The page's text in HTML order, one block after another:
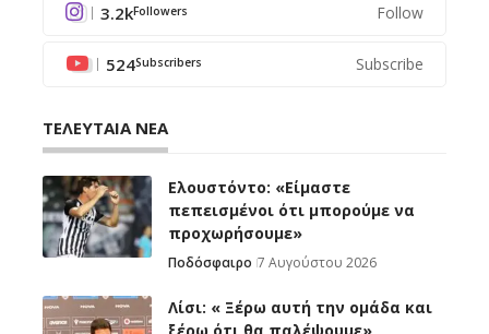
3.2kFollowers Follow
524Subscribers Subscribe
ΤΕΛΕΥΤΑΙΑ ΝΕΑ
Ελουστόντο: «Είμαστε
πεπεισμένοι ότι μπορούμε να
προχωρήσουμε»
Ποδόσφαιρο 7 Αυγούστου 2026
Λίσι: « Ξέρω αυτή την ομάδα και